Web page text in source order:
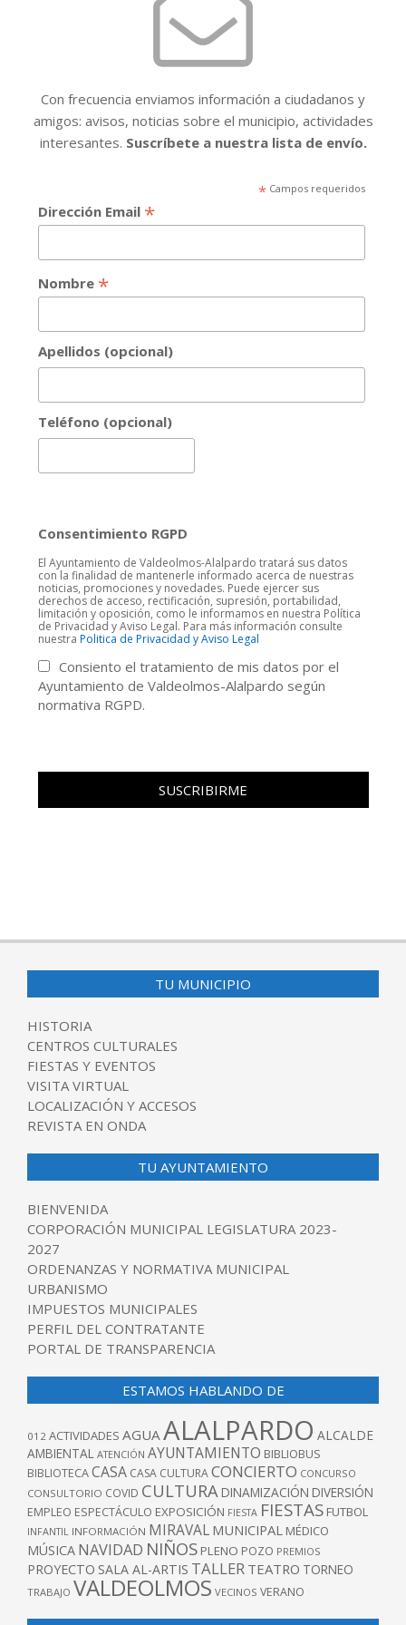
Con frecuencia enviamos información a ciudadanos y
amigos: avisos, noticias sobre el municipio, actividades
interesantes. Suscríbete a nuestra lista de envío.
*Campos requeridos
Dirección Email *
Nombre *
Apellidos (opcional)
Teléfono (opcional)
Consentimiento RGPD
El Ayuntamiento de Valdeolmos-Alalpardo tratará sus datos
con la finalidad de mantenerle informado acerca de nuestras
noticias, promociones y novedades. Puede ejercer sus
derechos de acceso, rectificación, supresión, portabilidad,
limitación y oposición, como le informamos en nuestra Política
de Privacidad y Aviso Legal. Para más información consulte
nuestra Politica de Privacidad y Aviso Legal
Consiento el tratamiento de mis datos por el
Ayuntamiento de Valdeolmos-Alalpardo según
normativa RGPD.
TU MUNICIPIO
HISTORIA
CENTROS CULTURALES
FIESTAS Y EVENTOS
VISITA VIRTUAL
LOCALIZACIÓN Y ACCESOS
REVISTA EN ONDA
TU AYUNTAMIENTO
BIENVENIDA
CORPORACIÓN MUNICIPAL LEGISLATURA 2023-
2027
ORDENANZAS Y NORMATIVA MUNICIPAL
URBANISMO
IMPUESTOS MUNICIPALES
PERFIL DEL CONTRATANTE
PORTAL DE TRANSPARENCIA
ESTAMOS HABLANDO DE
012 ACTIVIDADES AGUA ALALPARDO ALCALDE
AMBIENTAL ATENCIÓN AYUNTAMIENTO BIBLIOBUS
BIBLIOTECACASA CASA CULTURACONCIERTO CONCURSO
CONSULTORIO COVID CULTURA DINAMIZACIÓN DIVERSIÓN
EMPLEO ESPECTÁCULO EXPOSICIÓN FIESTA FIESTAS FUTBOL
INFANTIL INFORMACIÓN MIRAVAL MUNICIPAL MÉDICO
MÚSICA NAVIDAD NIÑOS PLENO POZO PREMIOS
PROYECTO SALA AL-ARTIS TALLER TEATRO TORNEO
TRABAJO VALDEOLMOS VECINOS VERANO